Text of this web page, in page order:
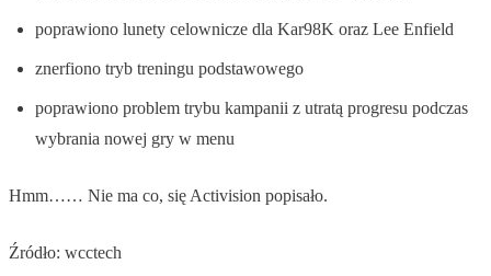
poprawiono lunety celownicze dla Kar98K oraz Lee Enfield
znerfiono tryb treningu podstawowego
poprawiono problem trybu kampanii z utratą progresu podczas
wybrania nowej gry w menu
Hmm…… Nie ma co, się Activision popisało.
Źródło: wcctech